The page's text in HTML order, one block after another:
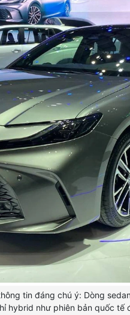
tin đáng chú ý: Dòng
hybrid như phiên bản quốc tế